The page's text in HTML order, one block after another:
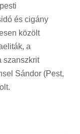
és cigány
közölt
a
szanszkrit
Sándor (Pest,